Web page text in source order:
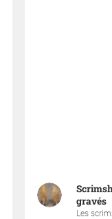
gravés
Les